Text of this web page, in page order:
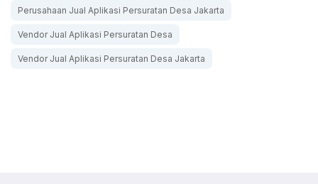
Perusahaan Jual Aplikasi Persuratan Desa Jakarta
Vendor Jual Aplikasi Persuratan Desa
Vendor Jual Aplikasi Persuratan Desa Jakarta